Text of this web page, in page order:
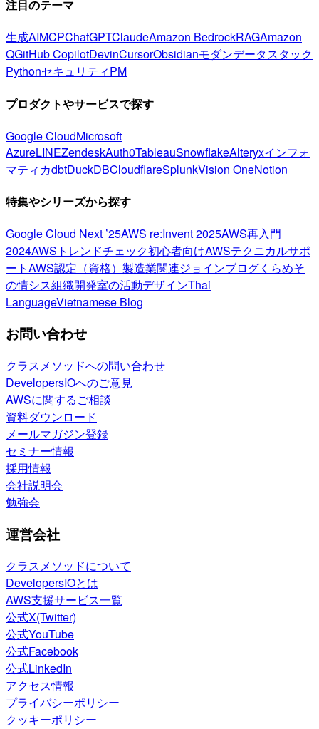
注目のテーマ
生成AIMCPChatGPTClaudeAmazon BedrockRAGAmazon
QGitHub CopilotDevinCursorObsidianモダンデータスタック
PythonセキュリティPM
プロダクトやサービスで探す
Google CloudMicrosoft
AzureLINEZendeskAuth0TableauSnowflakeAlteryxインフォ
マティカdbtDuckDBCloudflareSplunkVision OneNotion
特集やシリーズから探す
Google Cloud Next ’25AWS re:Invent 2025AWS再入門
2024AWSトレンドチェック初心者向けAWSテクニカルサポ
ートAWS認定（資格） 製造業関連ジョインブログくらめそ
の情シス組織開発室の活動デザインThai
LanguageVietnamese Blog
お問い合わせ
クラスメソッドへの問い合わせ
DevelopersIOへのご意見
AWSに関するご相談
資料ダウンロード
メールマガジン登録
セミナー情報
採用情報
会社説明会
勉強会
運営会社
クラスメソッドについて
DevelopersIOとは
AWS支援サービス一覧
公式X(Twitter)
公式YouTube
公式Facebook
公式LinkedIn
アクセス情報
プライバシーポリシー
クッキーポリシー